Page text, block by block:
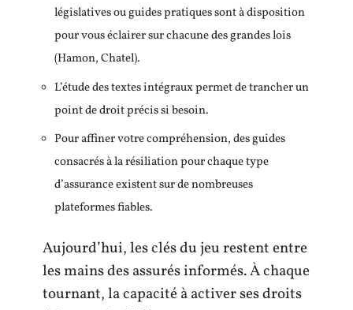
législatives ou guides pratiques sont à disposition
pour vous éclairer sur chacune des grandes lois
(Hamon, Chatel).
L’étude des textes intégraux permet de trancher un
point de droit précis si besoin.
Pour affiner votre compréhension, des guides
consacrés à la résiliation pour chaque type
d’assurance existent sur de nombreuses
plateformes fiables.
Aujourd’hui, les clés du jeu restent entre
les mains des assurés informés. À chaque
tournant, la capacité à activer ses droits